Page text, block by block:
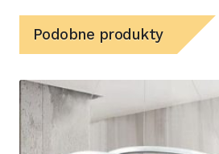
Podobne produkty